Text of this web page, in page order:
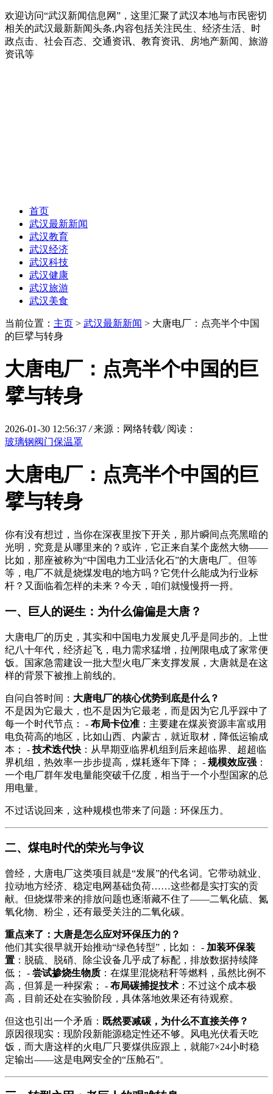
欢迎访问“武汉新闻信息网”，这里汇聚了武汉本地与市民密切
相关的武汉最新新闻头条,内容包括关注民生、经济生活、时
政点击、社会百态、交通资讯、教育资讯、房地产新闻、旅游
资讯等
首页
武汉最新新闻
武汉教育
武汉经济
武汉科技
武汉健康
武汉旅游
武汉美食
当前位置： 主页 > 武汉最新新闻 > 大唐电厂：点亮半个中国
的巨擘与转身
大唐电厂：点亮半个中国的巨
擘与转身
2026-01-30 12:56:37 / 来源：网络转载/ 阅读：
玻璃钢阀门保温罩
大唐电厂：点亮半个中国的巨
擘与转身
你有没有想过，当你在深夜里按下开关，那片瞬间点亮黑暗的
光明，究竟是从哪里来的？或许，它正来自某个庞然大物——
比如，那座被称为“中国电力工业活化石”的大唐电厂。但等
等，电厂不就是烧煤发电的地方吗？它凭什么能成为行业标
杆？又面临着怎样的未来？今天，咱们就慢慢捋一捋。
一、巨人的诞生：为什么偏偏是大唐？
大唐电厂的历史，其实和中国电力发展史几乎是同步的。上世
纪八十年代，经济起飞，电力需求猛增，拉闸限电成了家常便
饭。国家急需建设一批大型火电厂来支撑发展，大唐就是在这
样的背景下被推上前线的。
自问自答时间： 大唐电厂的核心优势到底是什么？
不是因为它最大，也不是因为它最老，而是因为它几乎踩中了
每一个时代节点： - 布局卡位准 ：主要建在煤炭资源丰富或用
电负荷高的地区，比如山西、内蒙古，就近取材，降低运输成
本； - 技术迭代快 ：从早期亚临界机组到后来超临界、超超临
界机组，热效率一步步提高，煤耗逐年下降； - 规模效应强 ：
一个电厂群年发电量能突破千亿度，相当于一个小型国家的总
用电量。
不过话说回来，这种规模也带来了问题：环保压力。
二、煤电时代的荣光与争议
曾经，大唐电厂这类项目就是“发展”的代名词。它带动就业、
拉动地方经济、稳定电网基础负荷……这些都是实打实的贡
献。但烧煤带来的排放问题也逐渐藏不住了——二氧化硫、氮
氧化物、粉尘，还有最受关注的二氧化碳。
重点来了：大唐是怎么应对环保压力的？
他们其实很早就开始推动“绿色转型”，比如： - 加装环保装
置 ：脱硫、脱硝、除尘设备几乎成了标配，排放数据持续降
低； - 尝试掺烧生物质 ：在煤里混烧秸秆等燃料，虽然比例不
高，但算是一种探索； - 布局碳捕捉技术 ：不过这个成本极
高，目前还处在实验阶段，具体落地效果还有待观察。
但这也引出一个矛盾： 既然要减碳，为什么不直接关停？
原因很现实：现阶段新能源稳定性还不够。风电光伏看天吃
饭，而大唐这样的火电厂只要煤供应跟上，就能7×24小时稳
定输出——这是电网安全的“压舱石”。